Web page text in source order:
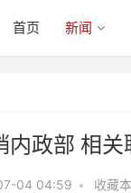
首页 新闻
内政部 相
04 04:59 • 收藏